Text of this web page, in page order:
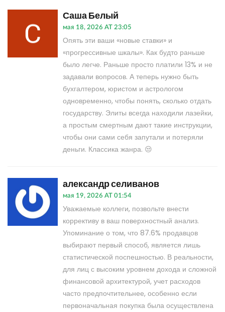
Саша Белый
мая 18, 2026 AT 23:05
Опять эти ваши «новые ставки» и
«прогрессивные шкалы». Как будто раньше
было легче. Раньше просто платили 13% и не
задавали вопросов. А теперь нужно быть
бухгалтером, юристом и астрологом
одновременно, чтобы понять, сколько отдать
государству. Элиты всегда находили лазейки,
а простым смертным дают такие инструкции,
чтобы они сами себя запутали и потеряли
деньги. Классика жанра. 😒
александр селиванов
мая 19, 2026 AT 01:54
Уважаемые коллеги, позвольте внести
коррективу в ваш поверхностный анализ.
Упоминание о том, что 87.6% продавцов
выбирают первый способ, является лишь
статистической поспешностью. В реальности,
для лиц с высоким уровнем дохода и сложной
финансовой архитектурой, учет расходов
часто предпочтительнее, особенно если
первоначальная покупка была осуществлена